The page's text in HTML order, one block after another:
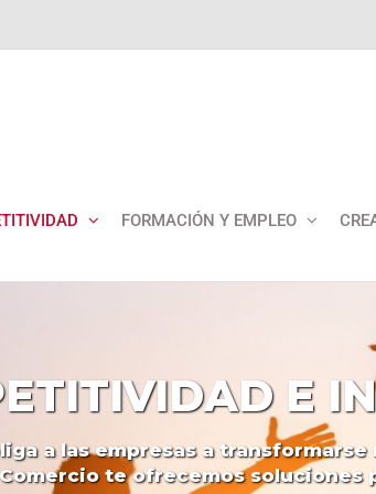
FORMACIÓN Y EMPLEO
E
a las empresas a transformarse
Comercio te ofrecemos soluciones